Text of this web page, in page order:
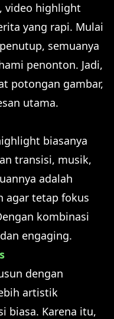
video highlight
yang rapi. Mulai
semuanya
penonton. Jadi,
potongan gambar,
utama.
biasanya
transisi, musik,
adalah
agar tetap fokus
kombinasi
engaging.
dengan
artistik
biasa. Karena itu,